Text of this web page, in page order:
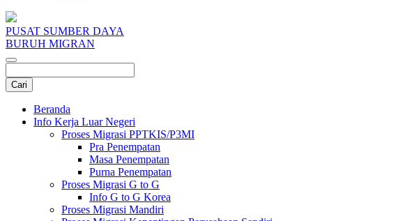
PUSAT SUMBER DAYA
BURUH MIGRAN
Beranda
Info Kerja Luar Negeri
Proses Migrasi PPTKIS/P3MI
Pra Penempatan
Masa Penempatan
Purna Penempatan
Proses Migrasi G to G
Info G to G Korea
Proses Migrasi Mandiri